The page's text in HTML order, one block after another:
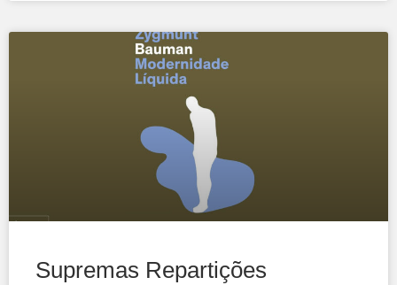
Supremas Repartições